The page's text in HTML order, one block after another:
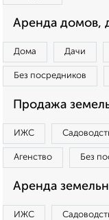
Аренда домов,
Дома Дачи
Без посредников
Продажа
ИЖС
Агенство Без
Аренда
ИЖС